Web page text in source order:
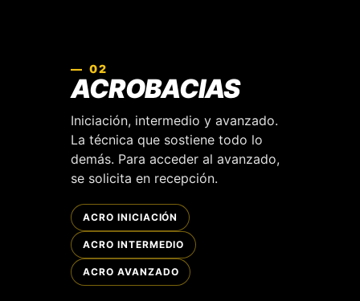
— 02
ACROBACIAS
Iniciación, intermedio y avanzado.
La técnica que sostiene todo lo
demás. Para acceder al avanzado,
se solicita en recepción.
ACRO INICIACIÓN
ACRO INTERMEDIO
ACRO AVANZADO